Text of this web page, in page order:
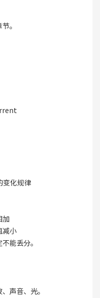
。
变化规律
加
减小
能丢分。
声音、光。